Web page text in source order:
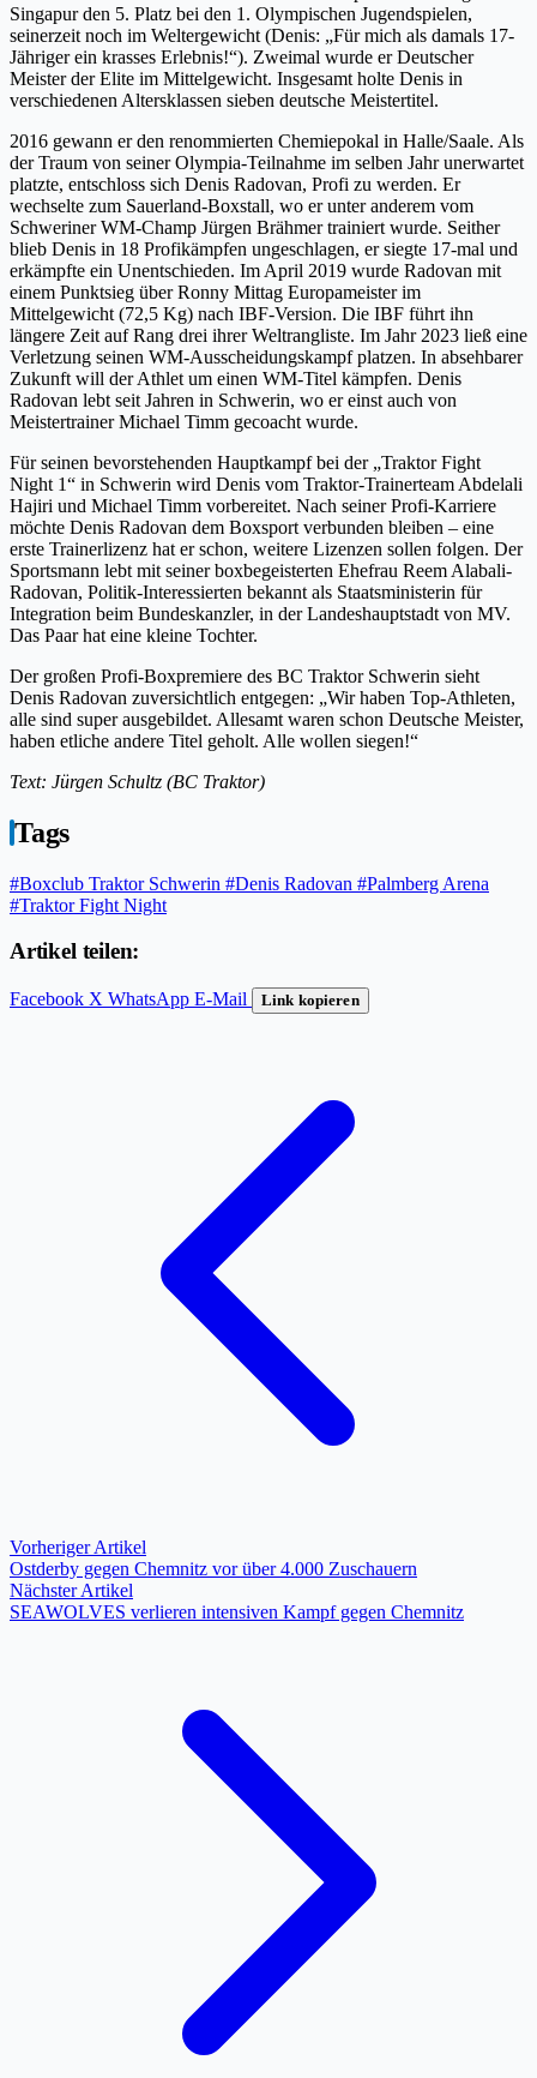
Singapur den 5. Platz bei den 1. Olympischen Jugendspielen,
seinerzeit noch im Weltergewicht (Denis: „Für mich als damals 17-
Jähriger ein krasses Erlebnis!“). Zweimal wurde er Deutscher
Meister der Elite im Mittelgewicht. Insgesamt holte Denis in
verschiedenen Altersklassen sieben deutsche Meistertitel.
2016 gewann er den renommierten Chemiepokal in Halle/Saale. Als
der Traum von seiner Olympia-Teilnahme im selben Jahr unerwartet
platzte, entschloss sich Denis Radovan, Profi zu werden. Er
wechselte zum Sauerland-Boxstall, wo er unter anderem vom
Schweriner WM-Champ Jürgen Brähmer trainiert wurde. Seither
blieb Denis in 18 Profikämpfen ungeschlagen, er siegte 17-mal und
erkämpfte ein Unentschieden. Im April 2019 wurde Radovan mit
einem Punktsieg über Ronny Mittag Europameister im
Mittelgewicht (72,5 Kg) nach IBF-Version. Die IBF führt ihn
längere Zeit auf Rang drei ihrer Weltrangliste. Im Jahr 2023 ließ eine
Verletzung seinen WM-Ausscheidungskampf platzen. In absehbarer
Zukunft will der Athlet um einen WM-Titel kämpfen. Denis
Radovan lebt seit Jahren in Schwerin, wo er einst auch von
Meistertrainer Michael Timm gecoacht wurde.
Für seinen bevorstehenden Hauptkampf bei der „Traktor Fight
Night 1“ in Schwerin wird Denis vom Traktor-Trainerteam Abdelali
Hajiri und Michael Timm vorbereitet. Nach seiner Profi-Karriere
möchte Denis Radovan dem Boxsport verbunden bleiben – eine
erste Trainerlizenz hat er schon, weitere Lizenzen sollen folgen. Der
Sportsmann lebt mit seiner boxbegeisterten Ehefrau Reem Alabali-
Radovan, Politik-Interessierten bekannt als Staatsministerin für
Integration beim Bundeskanzler, in der Landeshauptstadt von MV.
Das Paar hat eine kleine Tochter.
Der großen Profi-Boxpremiere des BC Traktor Schwerin sieht
Denis Radovan zuversichtlich entgegen: „Wir haben Top-Athleten,
alle sind super ausgebildet. Allesamt waren schon Deutsche Meister,
haben etliche andere Titel geholt. Alle wollen siegen!“
Text: Jürgen Schultz (BC Traktor)
Tags
#Boxclub Traktor Schwerin #Denis Radovan #Palmberg Arena
#Traktor Fight Night
Artikel teilen:
Facebook X WhatsApp E-Mail Link kopieren
Vorheriger Artikel
Ostderby gegen Chemnitz vor über 4.000 Zuschauern
Nächster Artikel
SEAWOLVES verlieren intensiven Kampf gegen Chemnitz